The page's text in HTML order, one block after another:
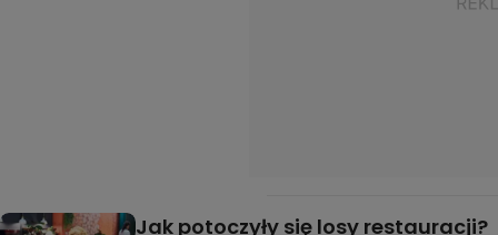
Jak potoczyły się losy restauracji?